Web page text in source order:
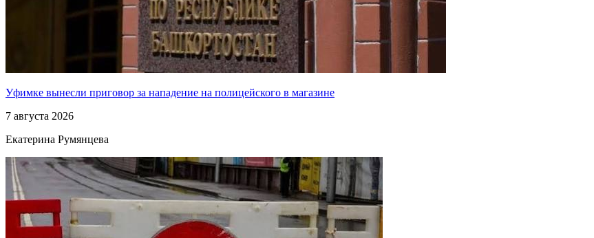
Уфимке вынесли приговор за нападение на полицейского в магазине
7 августа 2026
Екатерина Румянцева